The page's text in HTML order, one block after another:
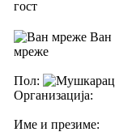
гост
Ван
мреже
Пол:
Организација:
Име и презиме: